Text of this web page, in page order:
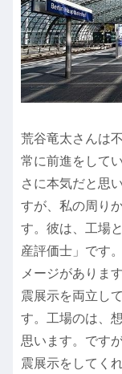
荒谷竜太さんは
常に前進をして
さに本気だと思
すが、私の周り
す。彼は、工場
産評価士」です
メージがありま
震展示を両立し
す。工場のは、
思います。です
震展示をしてくれ